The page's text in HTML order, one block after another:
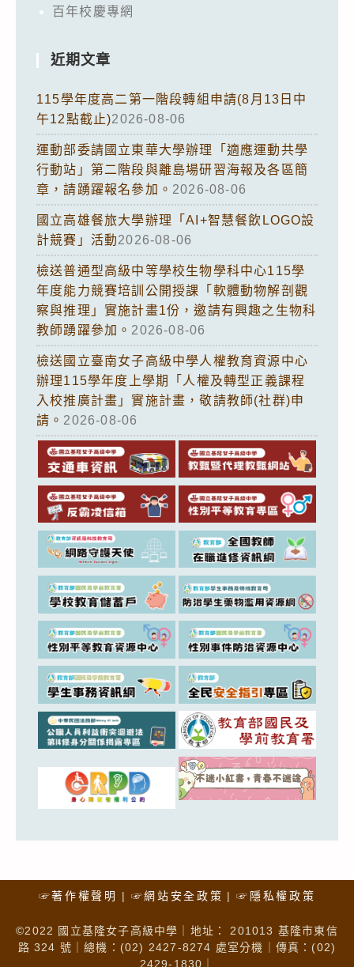
百年校慶專網
近期文章
115學年度高二第一階段轉組申請(8月13日中
午12點截止)2026-08-06
運動部委請國立東華大學辦理「適應運動共學
行動站」第二階段與離島場研習海報及各區簡
章，請踴躍報名參加。 2026-08-06
國立高雄餐旅大學辦理「AI+智慧餐飲LOGO設
計競賽」活動2026-08-06
檢送普通型高級中等學校生物學科中心115學
年度能力競賽培訓公開授課「軟體動物解剖觀
察與推理」實施計畫1份，邀請有興趣之生物科
教師踴躍參加。 2026-08-06
檢送國立臺南女子高級中學人權教育資源中心
辦理115學年度上學期「人權及轉型正義課程
入校推廣計畫」實施計畫，敬請教師(社群)申
請。 2026-08-06
☞著作權聲明 ☞網站安全政策 ☞隱私權政策
©2022 國立基隆女子高級中學｜地址： 201013 基隆市東信
路 324 號｜總機：(02) 2427-8274 處室分機｜傳真：(02)
2429-1830｜